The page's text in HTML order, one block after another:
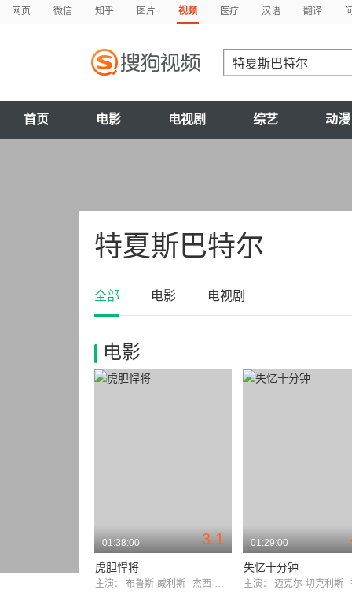
网页 微信 知乎 图片 视频 医疗 汉语 翻译
首页 电影 电视剧 综艺 动漫
特夏斯巴特尔
全部 电影 电视剧
电影
3.1
01:38:00
虎胆悍将
主演： 布鲁斯·威利斯 杰西·麦特卡尔菲
01:29:00
失忆十分钟
主演： 迈克尔·切克利斯